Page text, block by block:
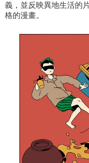
義，並反映異地生活的
格的漫畫。